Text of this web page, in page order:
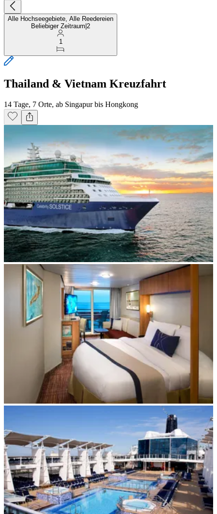
Alle Hochseegebiete, Alle Reedereien
Beliebiger Zeitraum 2
1
Thailand & Vietnam Kreuzfahrt
14 Tage, 7 Orte, ab Singapur bis Hongkong